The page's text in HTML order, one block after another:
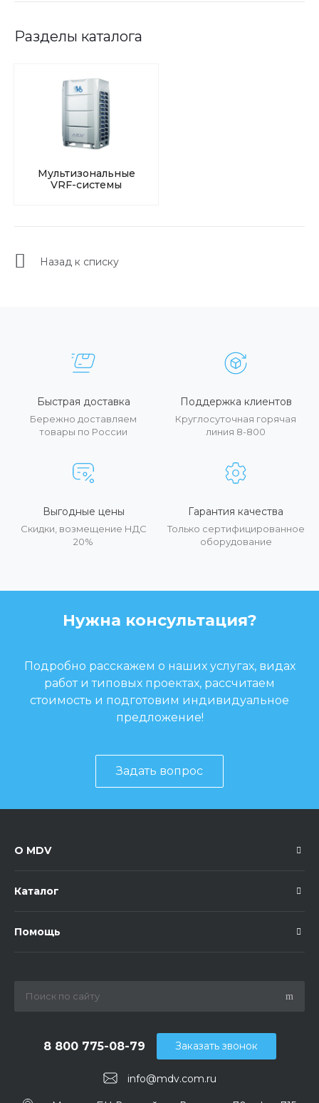
Разделы каталога
Мультизональные
VRF-системы
Назад к списку
Быстрая доставка
Бережно доставляем
товары по России
Поддержка клиентов
Круглосуточная горячая
линия 8-800
Выгодные цены
Скидки, возмещение НДС
20%
Гарантия качества
Только сертифицированное
оборудование
Нужна консультация?
Подробно расскажем о наших услугах, видах
работ и типовых проектах, рассчитаем
стоимость и подготовим индивидуальное
предложение!
Задать вопрос
О MDV
Каталог
Помощь
info@mdv.com.ru
8 800 775-08-79 Заказать звонок